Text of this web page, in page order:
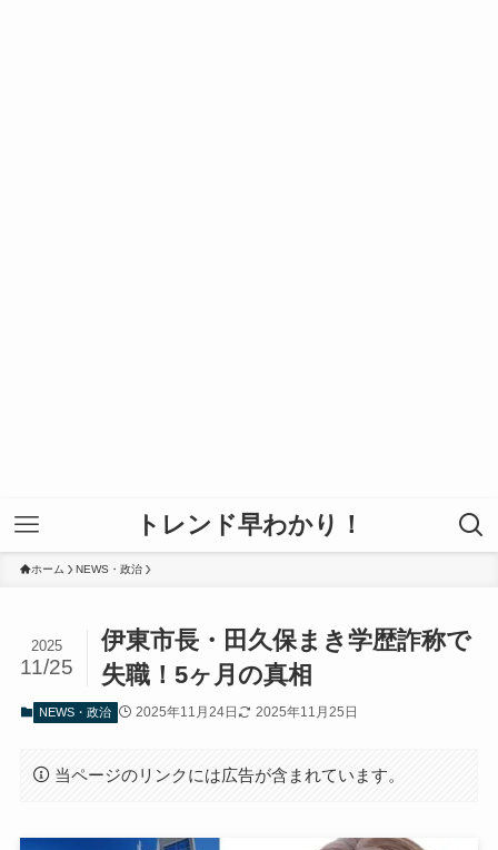
トレンド早わかり！
ホーム NEWS・政治
伊東市長・田久保まき学歴詐称で
失職！5ヶ月の真相
2025
11/25
NEWS・政治 2025年11月24日 2025年11月25日
当ページのリンクには広告が含まれています。